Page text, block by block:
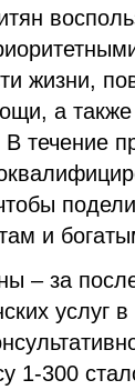
жизни,
а
течение
и
– за
услуг
1-300